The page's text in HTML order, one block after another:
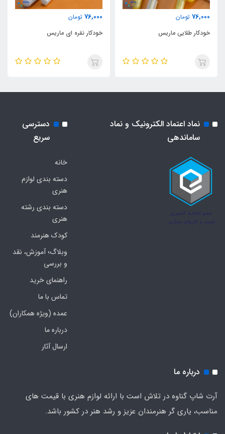
76,000 تومان
خودکار طلایی ماریس
76,000 تومان
خودکار نقره ای ماریس
نماد اعتماد الکترونیک و نماد
ساماندهی
دسترسی
سریع
خانه
دسته بندی لوازم
هنری
دسته بندی رشته
هنری
کودک هنرمند
وبلاگ؛ آموزش، نقد
و بررسی
راهنمای خرید
تماس با ما
عمده (ویژه همکاران)
درباره ما
ارسال آثار
درباره ما
آرت شاپ گناوه در تلاش است با ارائه لوازم هنری با قیمت های
مناسب، یاری گر هنرمندان عزیز و رشد هنر در کشور باشد.